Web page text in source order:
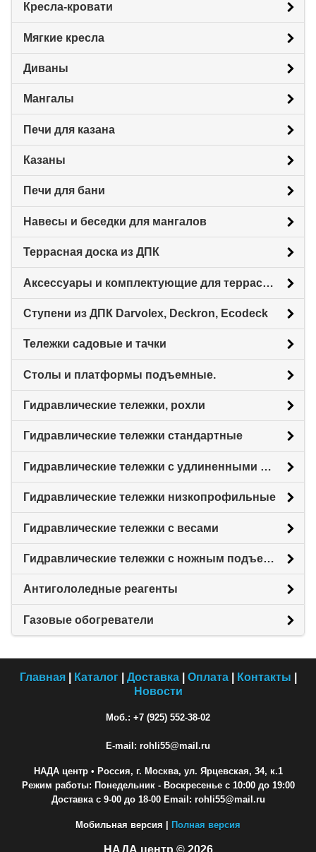
Кресла-кровати
Мягкие кресла
Диваны
Мангалы
Печи для казана
Казаны
Печи для бани
Навесы и беседки для мангалов
Террасная доска из ДПК
Аксессуары и комплектующие для террасной доски
Ступени из ДПК Darvolex, Deckron, Ecodeck
Тележки садовые и тачки
Столы и платформы подъемные.
Гидравлические тележки, рохли
Гидравлические тележки стандартные
Гидравлические тележки с удлиненными вилами
Гидравлические тележки низкопрофильные
Гидравлические тележки с весами
Гидравлические тележки с ножным подъемом
Антигололедные реагенты
Газовые обогреватели
Главная| Каталог| Доставка| Оплата| Контакты
Новости
Моб.: +7 (925) 552-38-02
E-mail: rohli55@mail.ru
НАДА центр• Россия, г. Москва, ул. Ярцевская, 34, к.1
Режим работы: Понедельник - Воскресенье с 10:00 до 19:00
Доставка с 9-00 до 18-00 Email: rohli55@mail.ru
Мобильная версия | Полная версия
НАДА центр © 2026